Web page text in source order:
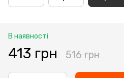
В наявності
413 грн 516 грн